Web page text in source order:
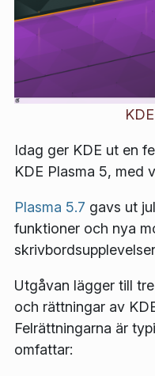
Idag ger KDE ut en
KDE Plasma 5, med
Plasma 5.7 gavs ut
funktioner och nya
Utgåvan lägger till
och rättningar av
Felrättningarna är
omfattar: